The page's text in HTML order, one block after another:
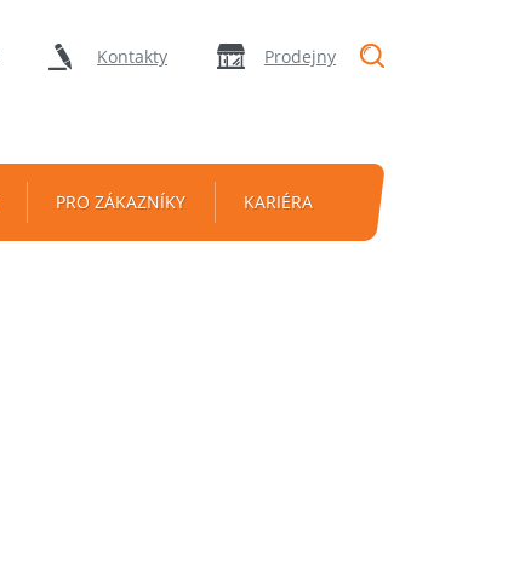
Kontakty Prodejny
PRO ZÁKAZNÍKY KARIÉRA